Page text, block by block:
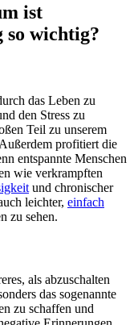
ist
so wichtig?
das Leben zu
den Stress zu
Teil zu unserem
profitiert die
entspannte Menschen
wie verkrampften
und chronischer
leichter, einfach
zu sehen.
als abzuschalten
das sogenannte
zu schaffen und